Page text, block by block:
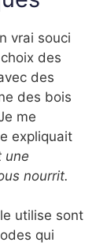
vrai souci
des
des
des bois
me
expliquait
une
nourrit.
utilise sont
qui